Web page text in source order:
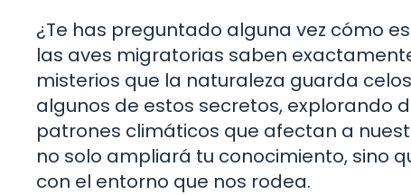
¿Te has preguntado alguna vez cómo
las aves migratorias saben
misterios que la naturaleza guarda
algunos de estos secretos, explorando
patrones climáticos que afectan a
no solo ampliará tu conocimiento, sino
con el entorno que nos rodea.